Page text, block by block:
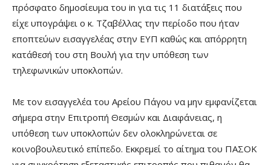
πρόσφατο δημοσίευμα του in για τις 11 διατάξεις που
είχε υπογράψει ο κ. Τζαβέλλας την περίοδο που ήταν
εποπτεύων εισαγγελέας στην ΕΥΠ καθώς και απόρρητη
κατάθεσή του στη Βουλή για την υπόθεση των
τηλεφωνικών υποκλοπών.
Με τον εισαγγελέα του Αρείου Πάγου να μην εμφανίζεται
σήμερα στην Επιτροπή Θεσμών και Διαφάνειας, η
υπόθεση των υποκλοπών δεν ολοκληρώνεται σε
κοινοβουλευτικό επίπεδο. Εκκρεμεί το αίτημα του ΠΑΣΟΚ